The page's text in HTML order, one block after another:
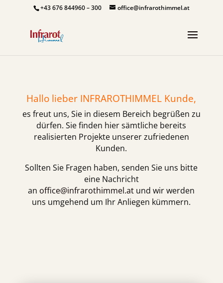
+43 676 844960 – 300 office@infrarothimmel.at
Hallo lieber INFRAROTHIMMEL Kunde,
es freut uns, Sie in diesem Bereich begrüßen zu
dürfen. Sie finden hier sämtliche bereits
realisierten Projekte unserer zufriedenen
Kunden.
Sollten Sie Fragen haben, senden Sie uns bitte
eine Nachricht
an office@infrarothimmel.at und wir werden
uns umgehend um Ihr Anliegen kümmern.